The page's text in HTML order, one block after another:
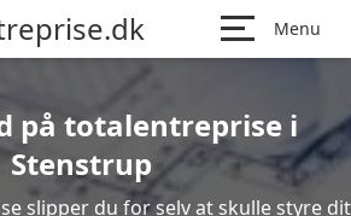
Menu
på totalentreprise i
Stenstrup
slipper du for selv at skulle styre dit